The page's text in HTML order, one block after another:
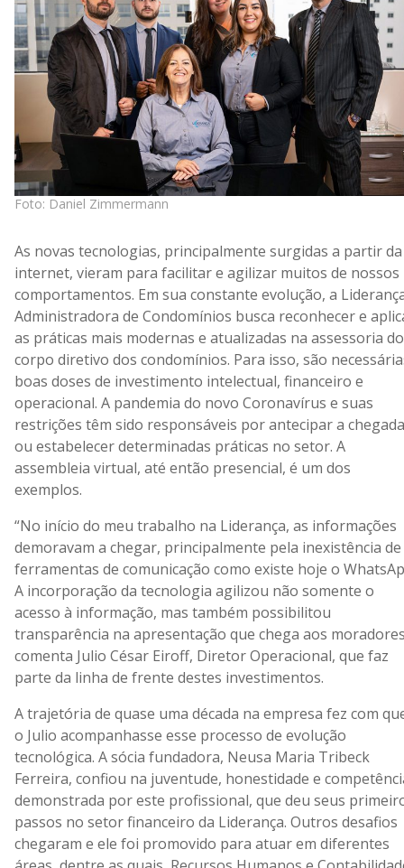
Foto: Daniel Zimmermann
As novas tecnologias, principalmente surgidas a partir da
internet, vieram para facilitar e agilizar muitos de nossos
comportamentos. Em sua constante evolução, a
Administradora de Condomínios busca reconhecer e
as práticas mais modernas e atualizadas na assessoria do
corpo diretivo dos condomínios. Para isso, são
boas doses de investimento intelectual, financeiro e
operacional. A pandemia do novo Coronavírus e suas
restrições têm sido responsáveis por antecipar a chegada
ou estabelecer determinadas práticas no setor. A
assembleia virtual, até então presencial, é um dos
exemplos.
“No início do meu trabalho na Liderança, as informações
demoravam a chegar, principalmente pela inexistência de
ferramentas de comunicação como existe hoje o
A incorporação da tecnologia agilizou não somente o
acesso à informação, mas também possibilitou
transparência na apresentação que chega aos
comenta Julio César Eiroff, Diretor Operacional, que faz
parte da linha de frente destes investimentos.
A trajetória de quase uma década na empresa fez com
o Julio acompanhasse esse processo de evolução
tecnológica. A sócia fundadora, Neusa Maria Tribeck
Ferreira, confiou na juventude, honestidade e
demonstrada por este profissional, que deu seus
passos no setor financeiro da Liderança. Outros desafios
chegaram e ele foi promovido para atuar em diferentes